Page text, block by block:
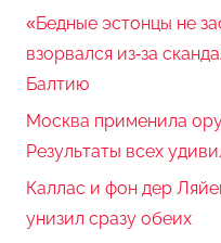
«Бедные эстонцы не
взорвался из-за
Балтию
Москва применила
Результаты всех
Каллас и фон дер
унизил сразу обеих